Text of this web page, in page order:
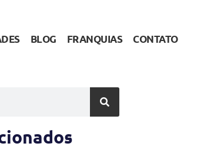
BLOG FRANQUIAS CONTATO